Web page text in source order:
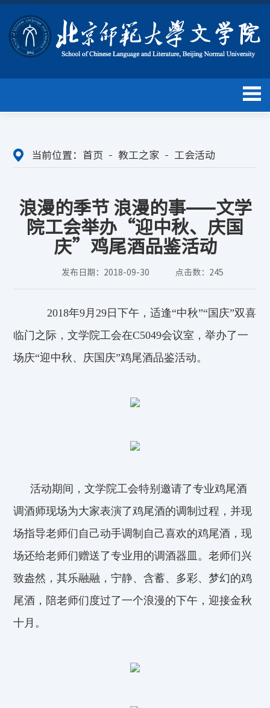
当前位置： 首页 教工之家 工会活动
浪漫的季节 浪漫的事——文学
院工会举办“迎中秋、庆国
庆”鸡尾酒品鉴活动
发布日期：2018-09-30 点击数： 245
2018年9月29 日下午，适逢“中秋”“国庆”双喜
临门之际，文学院工会在C5049会议室，举办了一
场庆“迎中秋、庆国庆”鸡尾酒品鉴活动。
活动期间，文学院工会特别邀请了专业鸡尾酒
调酒师现场为大家表演了鸡尾酒的调制过程，并现
场指导老师们自己动手调制自己喜欢的鸡尾酒，现
场还给老师们赠送了专业用的调酒器皿。老师们兴
致盎然，其乐融融，宁静、含蓄、多彩、梦幻的鸡
尾酒，陪老师们度过了一个浪漫的下午，迎接金秋
十月。